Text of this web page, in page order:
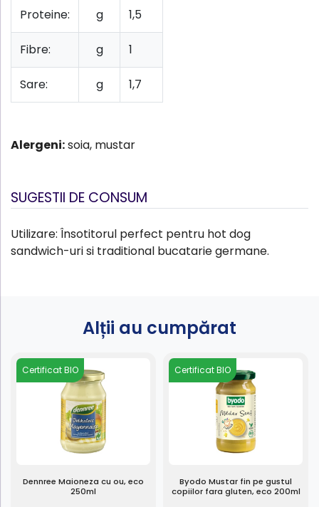
Proteine: g 1,5
Fibre: g 1
Sare: g 1,7
Alergeni:soia, mustar
SUGESTII DE CONSUM
Utilizare: Însotitorul perfect pentru hot dog
sandwich-uri si traditional bucatarie germane.
Alții au cumpărat
Certificat BIO
Dennree Maioneza cu ou, eco
250ml
Certificat BIO
Byodo Mustar fin pe gustul
copiilor fara gluten, eco 200ml